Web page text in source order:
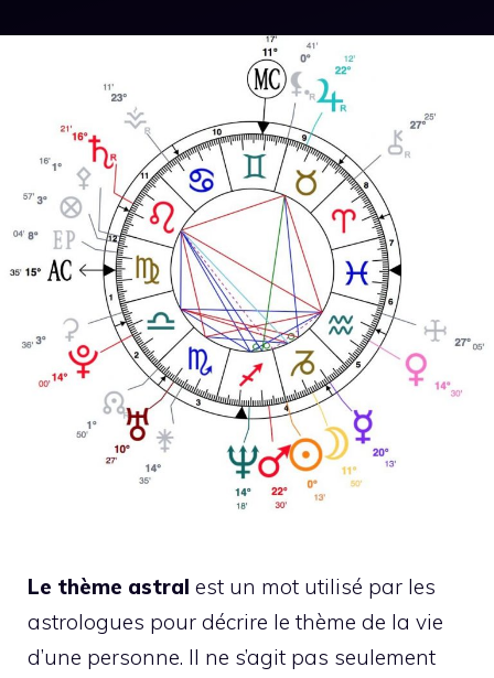
Le thème astral est un mot utilisé par les
astrologues pour décrire le thème de la vie
d’une personne. Il ne s’agit pas seulement